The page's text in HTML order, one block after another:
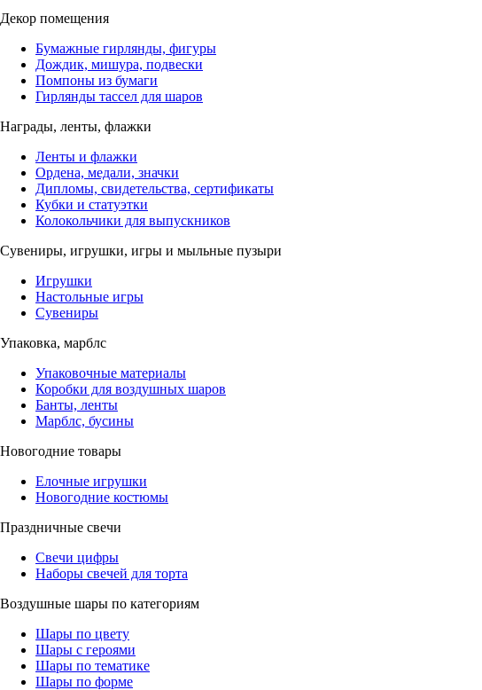
Декор помещения
Бумажные гирлянды, фигуры
Дождик, мишура, подвески
Помпоны из бумаги
Гирлянды тассел для шаров
Награды, ленты, флажки
Ленты и флажки
Ордена, медали, значки
Дипломы, свидетельства, сертификаты
Кубки и статуэтки
Колокольчики для выпускников
Сувениры, игрушки, игры и мыльные пузыри
Игрушки
Настольные игры
Сувениры
Упаковка, марблс
Упаковочные материалы
Коробки для воздушных шаров
Банты, ленты
Марблс, бусины
Новогодние товары
Елочные игрушки
Новогодние костюмы
Праздничные свечи
Свечи цифры
Наборы свечей для торта
Воздушные шары по категориям
Шары по цвету
Шары с героями
Шары по тематике
Шары по форме